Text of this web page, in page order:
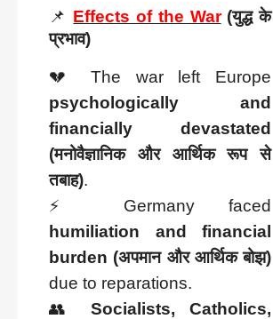
📌 Effects of the War(युद्ध के
प्रभाव)
💔 The war left Europe
psychologically and
financially devastated
(मनोवैज्ञानिक और आर्थिक रूप से
तबाह).
⚡ Germany faced
humiliation and financial
burden (अपमान और आर्थिक बोझ)
due to reparations.
👥 Socialists, Catholics,